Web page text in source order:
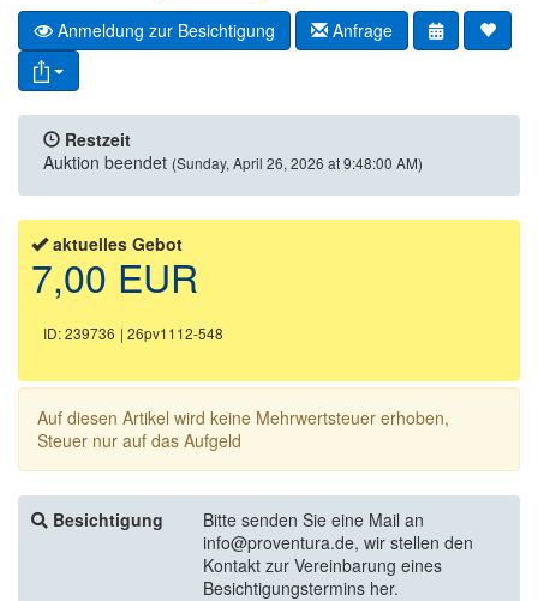
Anmeldung zur Besichtigung Anfrage
Restzeit
Auktion beendet (Sunday, April 26, 2026 at 9:48:00 AM)
aktuelles Gebot
7,00 EUR
ID: 239736 | 26pv1112-548
Auf diesen Artikel wird keine Mehrwertsteuer erhoben,
Steuer nur auf das Aufgeld
Besichtigung
Bitte senden Sie eine Mail an
info@proventura.de, wir stellen den
Kontakt zur Vereinbarung eines
Besichtigungstermins her.